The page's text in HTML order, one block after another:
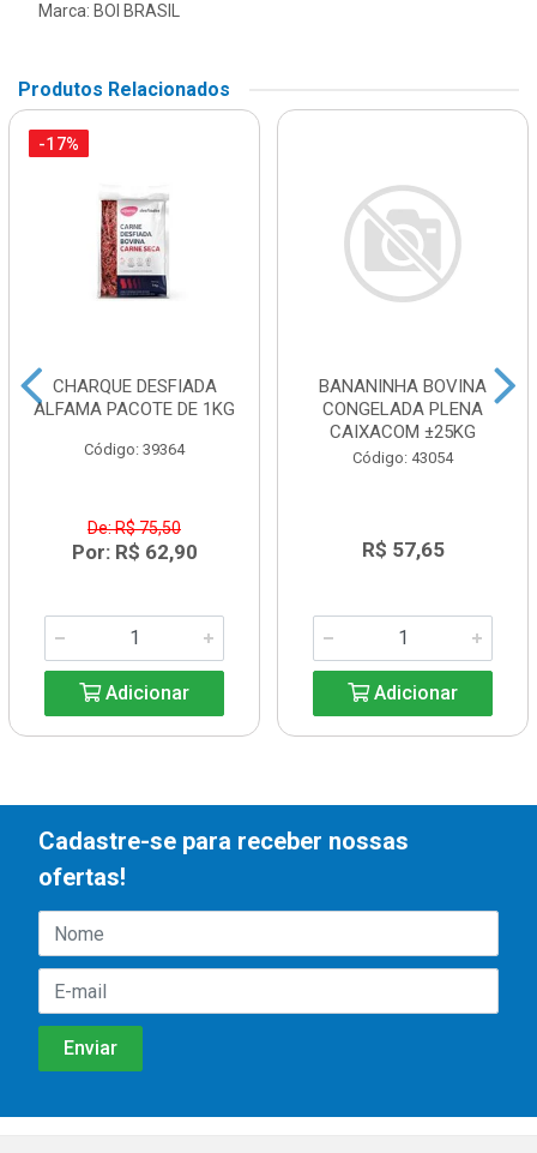
Marca: BOI BRASIL
Produtos Relacionados
-17%
CHARQUE DESFIADA
ALFAMA PACOTE DE 1KG
Código: 39364
De: R$ 75,50
Por: R$ 62,90
Adicionar
BANANINHA BOVINA
CONGELADA PLENA
CAIXACOM ±25KG
Código: 43054
R$ 57,65
Adicionar
Cadastre-se para receber nossas
ofertas!